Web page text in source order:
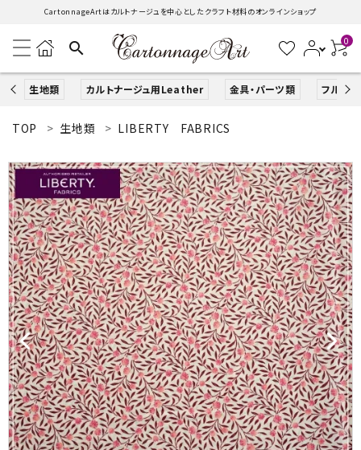
CartonnageArtはカルトナージュを中心としたクラフト材料のオンラインショップ
search 0
生地類 カルトナージュ用Leather 金具・パーツ類 フルキッ
search
ACCOUNT MENU
ようこそ ゲスト 様
ログイン 新規会員登録
生地類
カルトナージュLeather用
金具・パーツ類
フルキット
TOP 生地類 LIBERTY FABRICS